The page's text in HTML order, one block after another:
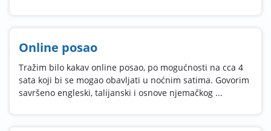
Online posao
Tražim bilo kakav online posao, po mogućnosti na cca 4
sata koji bi se mogao obavljati u noćnim satima. Govorim
savršeno engleski, talijanski i osnove njemačkog ...